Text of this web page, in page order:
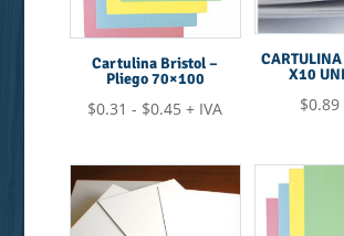
Cartulina Bristol –
Pliego 70×100
$0.31 - $0.45 Rango
precios:
desde
+ IVA
X10
$0.89